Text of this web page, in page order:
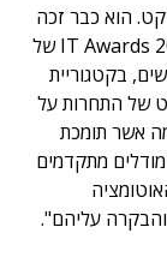
הוא כבר זכה
בקטגוריית
של התחרות על
אשר תומכת
מתקדמים
עליהם".